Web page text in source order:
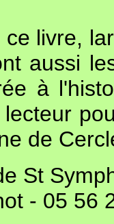
livre,
aussi
à
de
St
- 05 56